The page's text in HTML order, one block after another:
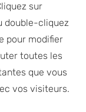
sur
double-cliquez
pour modifier
toutes les
que vous
vos visiteurs.